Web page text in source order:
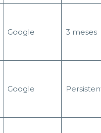
Google 3 meses
Google